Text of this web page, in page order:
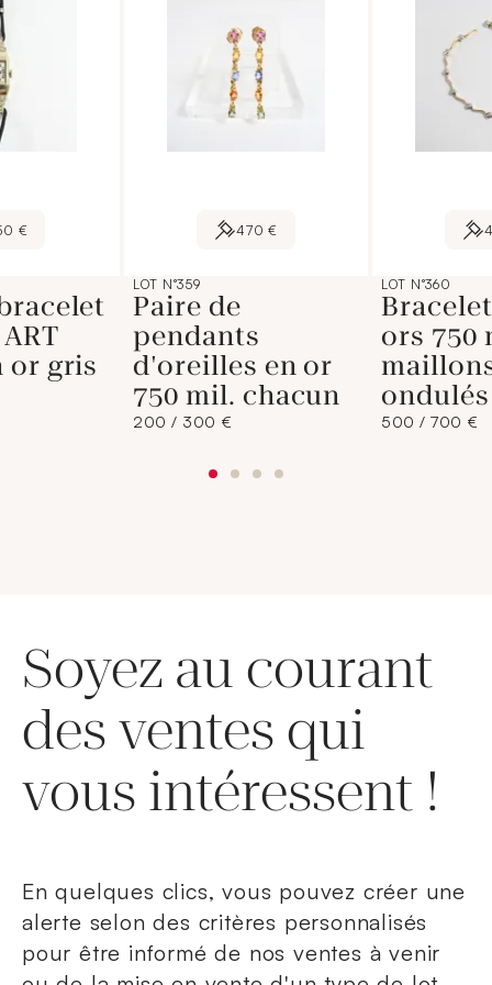
€
or gris
470 €
LOT N°359
Paire de
pendants
d'oreilles en or
750 mil. chacun
200 / 300 €
LOT N°360
ors 750
500 / 700 €
Soyez au courant
des ventes qui
vous intéressent !
En quelques clics, vous pouvez créer une
alerte selon des critères personnalisés
pour être informé de nos ventes à venir